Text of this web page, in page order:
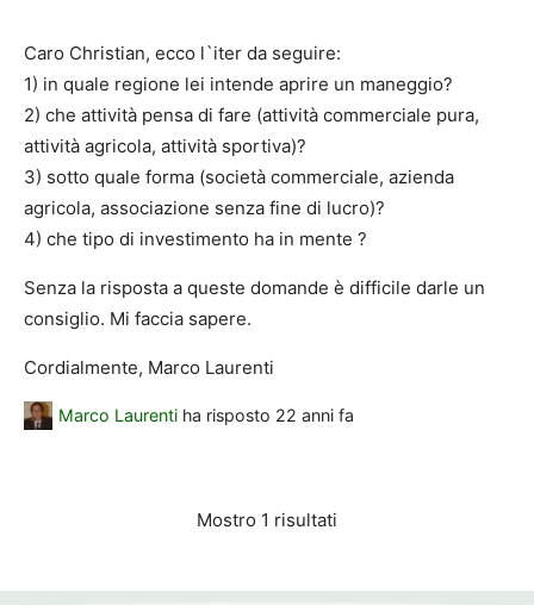
Caro Christian, ecco l`iter da seguire:
1) in quale regione lei intende aprire un maneggio?
2) che attività pensa di fare (attività commerciale pura,
attività agricola, attività sportiva)?
3) sotto quale forma (società commerciale, azienda
agricola, associazione senza fine di lucro)?
4) che tipo di investimento ha in mente ?
Senza la risposta a queste domande è difficile darle un
consiglio. Mi faccia sapere.
Cordialmente, Marco Laurenti
Marco Laurenti ha risposto 22 anni fa
Mostro 1 risultati